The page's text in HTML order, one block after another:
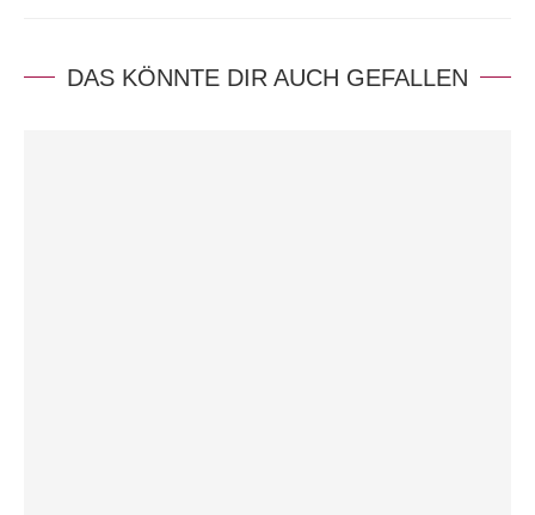
DAS KÖNNTE DIR AUCH GEFALLEN